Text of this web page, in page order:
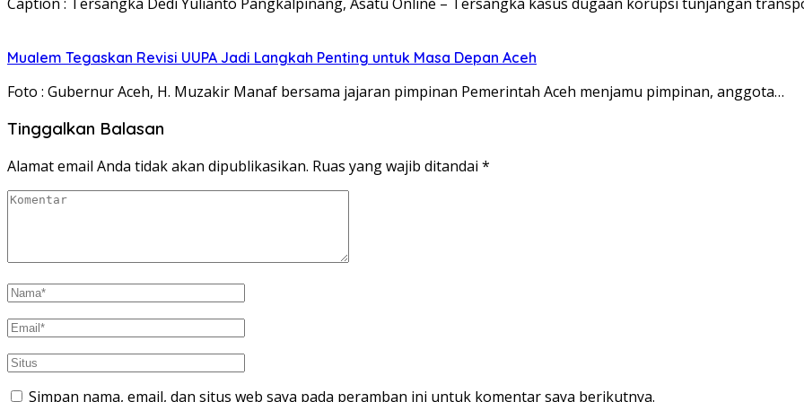
Mualem Tegaskan Revisi UUPA Jadi Langkah Penting untuk Masa Depan Aceh
Foto : Gubernur Aceh, H. Muzakir Manaf bersama jajaran pimpinan Pemerintah Aceh menjamu pimpinan, anggota…
Tinggalkan Balasan
Alamat email Anda tidak akan dipublikasikan. Ruas yang wajib ditandai *
Simpan nama, email, dan situs web saya pada peramban ini untuk komentar saya berikutnya.